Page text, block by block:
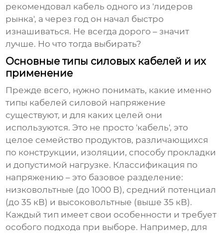
рекомендовал кабель одного из 'лидеров
рынка', а через год он начал быстро
изнашиваться. Не всегда дорого – значит
лучше. Но что тогда выбирать?
Основные типы силовых кабелей и их
применение
Прежде всего, нужно понимать, какие именно
типы кабелей силовой напряжение
существуют, и для каких целей они
используются. Это не просто 'кабель', это
целое семейство продуктов, различающихся
по конструкции, изоляции, способу прокладки
и допустимой нагрузке. Классификация по
напряжению – это базовое разделение:
низковольтные (до 1000 В), средний потенциал
(до 35 кВ) и высоковольтные (выше 35 кВ).
Каждый тип имеет свои особенности и требует
особого подхода при выборе. Например, для